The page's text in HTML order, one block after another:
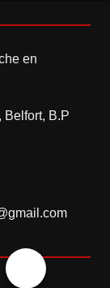
en
Belfort, B.P